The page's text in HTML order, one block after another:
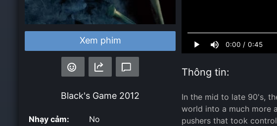
Xem phim
Black's Game 2012
Nhạy cảm: No
0:00 / 0:45
0.00%
Thông tin:
In the mid to late 90's,
world into a much more
pushers that took